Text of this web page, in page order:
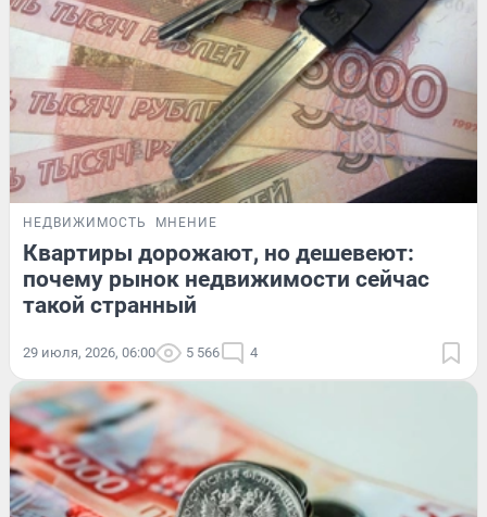
НЕДВИЖИМОСТЬ МНЕНИЕ
Квартиры дорожают, но дешевеют:
почему рынок недвижимости сейчас
такой странный
29 июля, 2026, 06:00 5 566 4